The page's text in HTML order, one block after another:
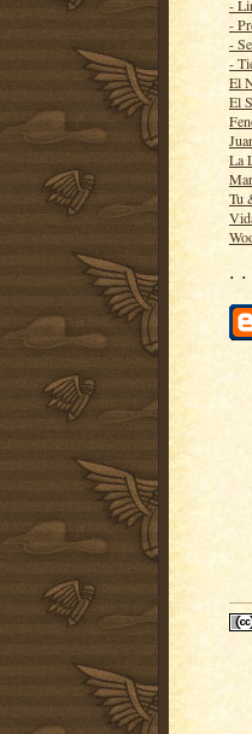
-
-
-
-
El
El
La
Tu
·